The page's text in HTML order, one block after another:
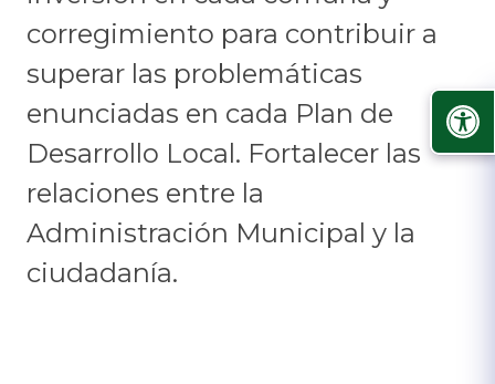
corregimiento para contribuir a
superar las problemáticas
enunciadas en cada Plan de
Desarrollo Local. Fortalecer las
relaciones entre la
Administración Municipal y la
ciudadanía.